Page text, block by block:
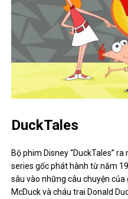
DuckTales
Bộ phim Disney “DuckTales”
series gốc phát hành từ năm
sâu vào những câu chuyện
McDuck và cháu trai Donald